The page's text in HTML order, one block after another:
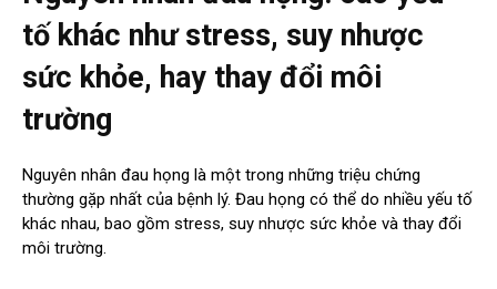
tố khác như stress, suy nhược
sức khỏe, hay thay đổi môi
trường
Nguyên nhân đau họng là một trong những triệu chứng
thường gặp nhất của bệnh lý. Đau họng có thể do nhiều yếu tố
khác nhau, bao gồm stress, suy nhược sức khỏe và thay đổi
môi trường.